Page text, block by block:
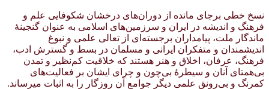
نسخ خطی برجای مانده از دوران‌های درخشان شکوفایی علم و
فرهنگ و اندیشه در ایران و سرزمین‌های اسلامی به عنوان گنجینهٔ
ماندگار ملت، پیامداران برجسته‌ای از تعالی علمی و نبوغ
اندیشمندان و متفکران ایرانی و مسلمان در بسط و گسترش ادب،
فرهنگ، عرفان، اخلاق و هنر هستند که خلاقیت کم‌نظیر و تمدن
بی‌همتای آنان و سیطرهٔ بی‌چون و چرای ایشان بر فعالیت‌های
کمرنگ و بی‌رونق علمی دیگر جوامع آن روزگار را به اثبات میرساند.